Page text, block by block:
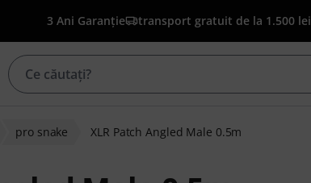
3 Ani Garanție transport gratuit de la 1.500 lei
pro snake XLR Patch Angled Male 0.5m